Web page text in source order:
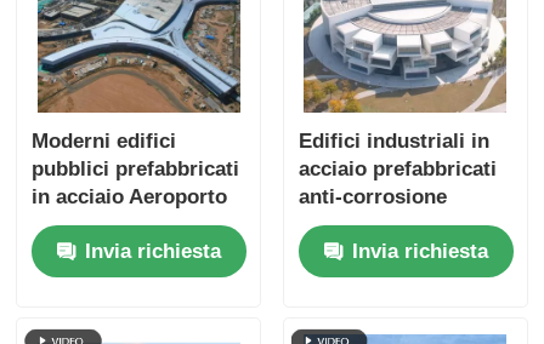
Moderni edifici
pubblici prefabbricati
in acciaio Aeroporto
Edifici commerciali
ModulareInvia richiesta
Edifici industriali in
acciaio prefabbricati
anti-corrosione
Invia richiesta